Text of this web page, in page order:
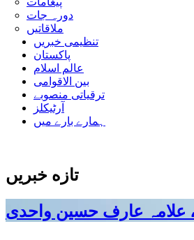
دورہ جات
ملاقاتیں
تنظیمی خبریں
پاکستان
عالم اسلام
بین الاقوامی
ترقیاتی منصوبے
آرٹیکلز
ہمارے بارے میں
تازه خبریں
علامہ عارف حسین واحدی